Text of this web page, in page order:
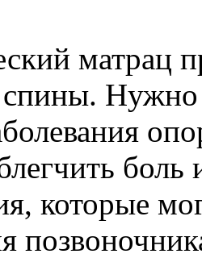
матрац
Нужно
боль
которые